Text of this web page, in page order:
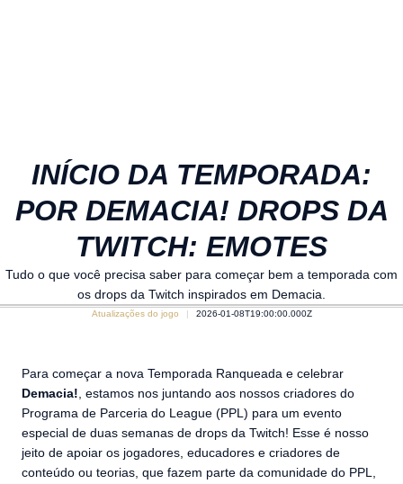
INÍCIO DA TEMPORADA:
POR DEMACIA! DROPS DA
TWITCH: EMOTES
Tudo o que você precisa saber para começar bem a temporada com
os drops da Twitch inspirados em Demacia.
Atualizações do jogo 2026-01-08T19:00:00.000Z
Para começar a nova Temporada Ranqueada e celebrar
Demacia! , estamos nos juntando aos nossos criadores do
Programa de Parceria do League (PPL) para um evento
especial de duas semanas de drops da Twitch! Esse é nosso
jeito de apoiar os jogadores, educadores e criadores de
conteúdo ou teorias, que fazem parte da comunidade do PPL,